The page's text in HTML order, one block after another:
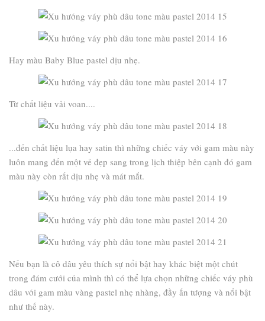
Hay màu Baby Blue pastel dịu nhẹ.
Từ chất liệu vải voan....
...đến chất liệu lụa hay satin thì những chiếc váy với gam màu này
luôn mang đến một vẻ đẹp sang trong lịch thiệp bên cạnh đó gam
màu này còn rất dịu nhẹ và mát mắt.
Nếu bạn là cô dâu yêu thích sự nổi bật hay khác biệt một chút
trong đám cưới của mình thì có thể lựa chọn những chiếc váy phù
dâu với gam màu vàng pastel nhẹ nhàng, đầy ấn tượng và nổi bật
như thế này.